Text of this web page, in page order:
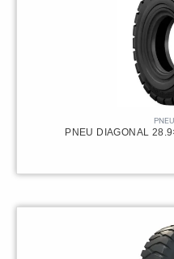
PNEU DIAGONAL